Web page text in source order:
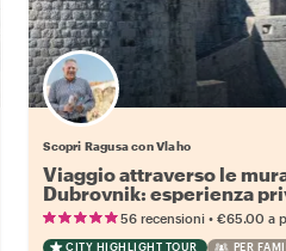
Scopri Ragusa con Vlaho
Viaggio attraverso le
Dubrovnik: esperienza
56 recensioni •€65.00 a
CITY HIGHLIGHT TOUR PER